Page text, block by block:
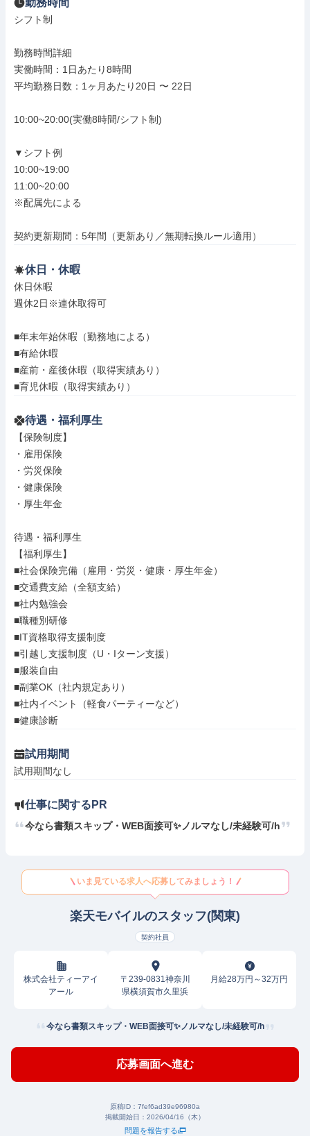
勤務時間
シフト制
勤務時間詳細
実働時間：1日あたり8時間
平均勤務日数：1ヶ月あたり20日 〜 22日
10:00~20:00(実働8時間/シフト制)
▼シフト例
10:00~19:00
11:00~20:00
※配属先による
契約更新期間：5年間（更新あり／無期転換ルール適用）
休日・休暇
休日休暇
週休2日※連休取得可
■年末年始休暇（勤務地による）
■有給休暇
■産前・産後休暇（取得実績あり）
■育児休暇（取得実績あり）
待遇・福利厚生
【保険制度】
・雇用保険
・労災保険
・健康保険
・厚生年金
待遇・福利厚生
【福利厚生】
■社会保険完備（雇用・労災・健康・厚生年金）
■交通費支給（全額支給）
■社内勉強会
■職種別研修
■IT資格取得支援制度
■引越し支援制度（U・Iターン支援）
■服装自由
■副業OK（社内規定あり）
■社内イベント（軽食パーティーなど）
■健康診断
試用期間
試用期間なし
仕事に関するPR
今なら書類スキップ・WEB面接可✨️ノルマなし/未経験可/h
いま見ている求人へ応募してみましょう！
楽天モバイルのスタッフ(関東)
契約社員
株式会社ティーアイ
アール
〒239-0831神奈川
県横須賀市久里浜
月給28万円～32万円
今なら書類スキップ・WEB面接可✨️ノルマなし/未経験可/h
応募画面へ進む
原稿ID： 7fef6ad39e96980a
掲載開始日： 2026/04/16（木）
問題を報告する